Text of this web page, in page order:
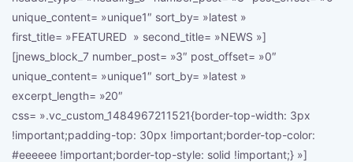
unique_content= »unique1″ sort_by= »latest »
first_title= »FEATURED » second_title= »NEWS »]
[jnews_block_7 number_post= »3″ post_offset= »0″
unique_content= »unique1″ sort_by= »latest »
excerpt_length= »20″
css= ».vc_custom_1484967211521{border-top-width: 3px
!important;padding-top: 30px !important;border-top-color:
#eeeeee !important;border-top-style: solid !important;} »]